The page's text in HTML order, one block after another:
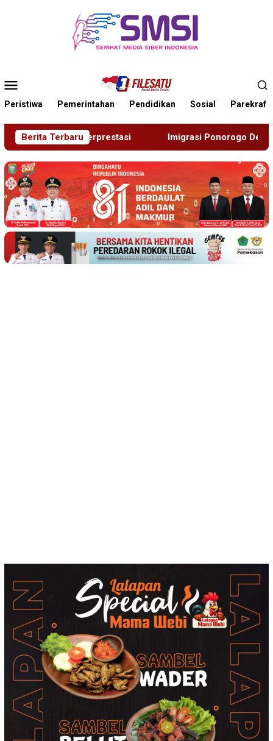
Mobile
Peristiwa Pemerintahan Pendidikan Sosial Parekraf
Berita Terbaru
Imigrasi Ponorogo Deportasi Satu WN Tiongkok